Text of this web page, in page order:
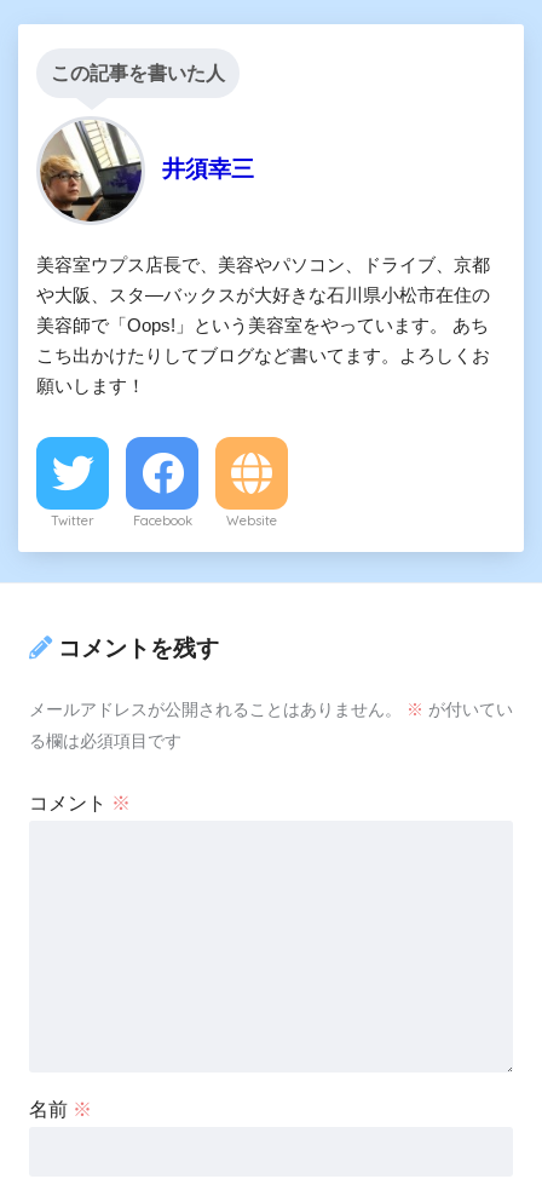
この記事を書いた人
井須幸三
美容室ウプス店長で、美容やパソコン、ドライブ、京都
や大阪、スタ―バックスが大好きな石川県小松市在住の
美容師で「Oops!」という美容室をやっています。 あち
こち出かけたりしてブログなど書いてます。よろしくお
願いします！
Twitter Facebook Website
コメントを残す
メールアドレスが公開されることはありません。 ※ が付いてい
る欄は必須項目です
コメント ※
名前 ※